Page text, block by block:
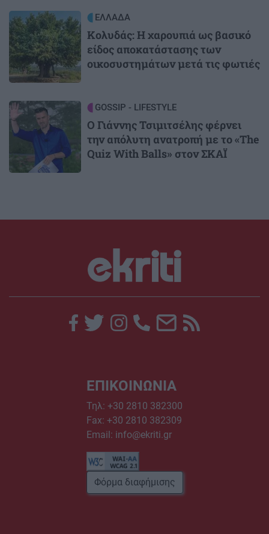
Image ΕΛΛΑΔΑ
Κολυδάς: Η χαρουπιά ως βασικό
είδος αποκατάστασης των
οικοσυστημάτων μετά τις φωτιές
Image GOSSIP - LIFESTYLE
Ο Γιάννης Τσιμιτσέλης φέρνει
την απόλυτη ανατροπή με το «The
Quiz With Balls» στον ΣΚΑΪ
ΕΠΙΚΟΙΝΩΝΙΑ
Τηλ: +30 2810 382300
Fax: +30 2810 382309
Email: info@ekriti.gr
Φόρμα διαφήμισης